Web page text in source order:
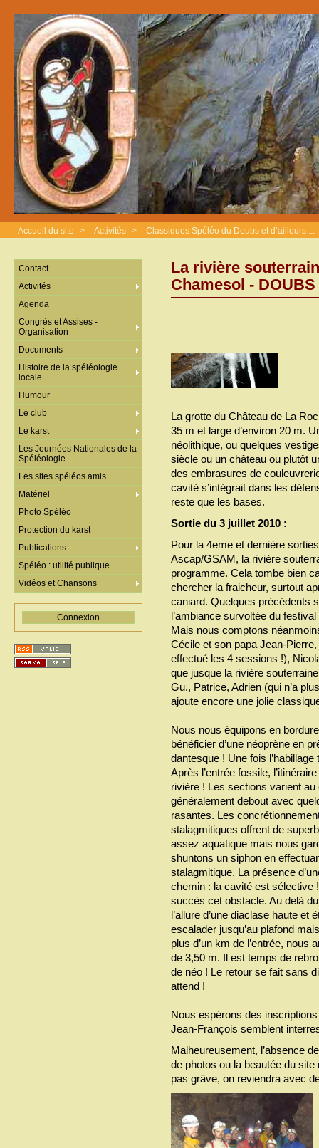
Accueil du site > Activités > Classiques Spéléo du Doubs et d’ailleurs ...
La rivière
Chamesol - DOUBS
La grotte du Château de La
35 m et large d’environ 20 m.
néolithique, ou quelques
siècle ou un château ou plutôt
des embrasures de
cavité s’intégrait dans les
reste que les bases.
Sortie du 3 juillet 2010 :
Pour la 4eme et dernière
Ascap/GSAM, la rivière
programme. Cela tombe bien
chercher la fraicheur, surtout
caniard. Quelques précédents
l’ambiance survoltée du
Mais nous comptons
Cécile et son papa Jean-
effectué les 4 sessions !),
que jusque la rivière
Gu., Patrice, Adrien (qui n’a
ajoute encore une jolie
Nous nous équipons en
bénéficier d’une néoprène en
dantesque ! Une fois
Après l’entrée fossile,
rivière ! Les sections varient
généralement debout avec
rasantes. Les
stalagmitiques offrent de
assez aquatique mais nous
shuntons un siphon en
stalagmitique. La présence
chemin : la cavité est sélective
succès cet obstacle. Au delà
l’allure d’une diaclase haute et
escalader jusqu’au plafond
plus d’un km de l’entrée, nous
de 3,50 m. Il est temps de
de néo ! Le retour se fait sans
attend !
Nous espérons des
Jean-François semblent
Malheureusement, l’absence
de photos ou la beautée du site
pas grâve, on reviendra avec
Contact
Activités
Agenda
Congrès et Assises -
Organisation
Documents
Histoire de la spéléologie
locale
Humour
Le club
Le karst
Les Journées Nationales de la
Spéléologie
Les sites spéléos amis
Matériel
Photo Spéléo
Protection du karst
Publications
Spéléo : utilité publique
Vidéos et Chansons
Connexion